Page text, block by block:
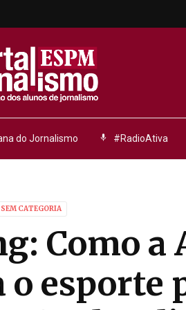
do Jornalismo mic #RadioAtiva
SEM CATEGORIA
Como a
o esporte